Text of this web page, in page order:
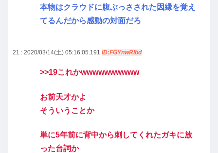
本物はクラウドに腹ぶっさされた因縁を覚え
てるんだから感動の対面だろ
21 : 2020/03/14(土) 05:16:05.191 ID:FGYnwRIbd
>>19これかwwwwwwwwww
お前天才かよ
そういうことか
単に5年前に背中から刺してくれたガキに放
った台詞か